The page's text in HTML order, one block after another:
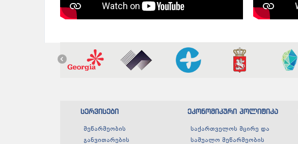
სერვისები
მეწარმეობის
განვითარების
ეკონომიკური პოლიტიკა
საქართველოს მცირე და
საშუალო მეწარმეობის